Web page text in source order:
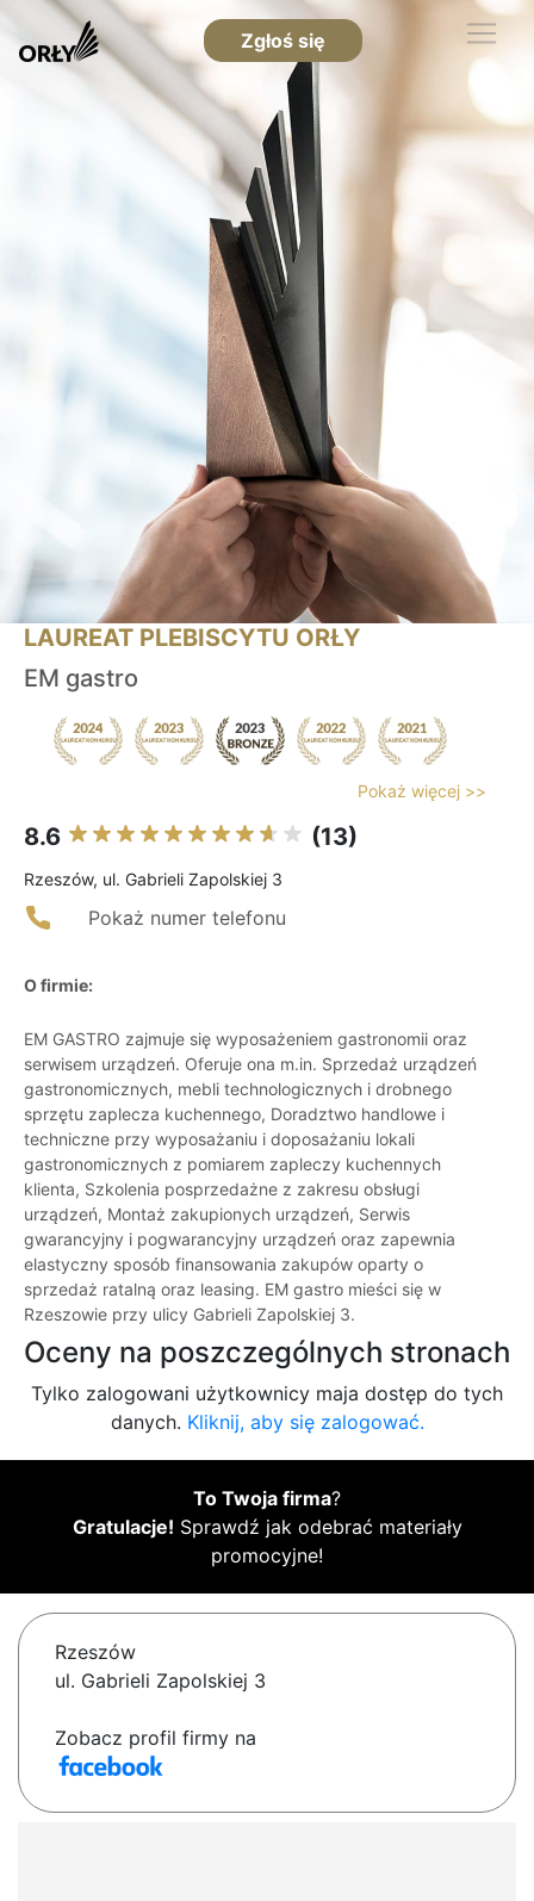
Zgłoś się
LAUREAT PLEBISCYTU ORŁY
EM gastro
Pokaż więcej >>
8.6 (13)
Rzeszów, ul. Gabrieli Zapolskiej 3
Pokaż numer telefonu
O firmie:
EM GASTRO zajmuje się wyposażeniem gastronomii oraz
serwisem urządzeń. Oferuje ona m.in. Sprzedaż urządzeń
gastronomicznych, mebli technologicznych i drobnego
sprzętu zaplecza kuchennego, Doradztwo handlowe i
techniczne przy wyposażaniu i doposażaniu lokali
gastronomicznych z pomiarem zapleczy kuchennych
klienta, Szkolenia posprzedażne z zakresu obsługi
urządzeń, Montaż zakupionych urządzeń, Serwis
gwarancyjny i pogwarancyjny urządzeń oraz zapewnia
elastyczny sposób finansowania zakupów oparty o
sprzedaż ratalną oraz leasing. EM gastro mieści się w
Rzeszowie przy ulicy Gabrieli Zapolskiej 3.
Oceny na poszczególnych stronach
Tylko zalogowani użytkownicy maja dostęp do tych
danych. Kliknij, aby się zalogować.
To Twoja firma?
Gratulacje! Sprawdź jak odebrać materiały
promocyjne!
Rzeszów
ul. Gabrieli Zapolskiej 3
Zobacz profil firmy na